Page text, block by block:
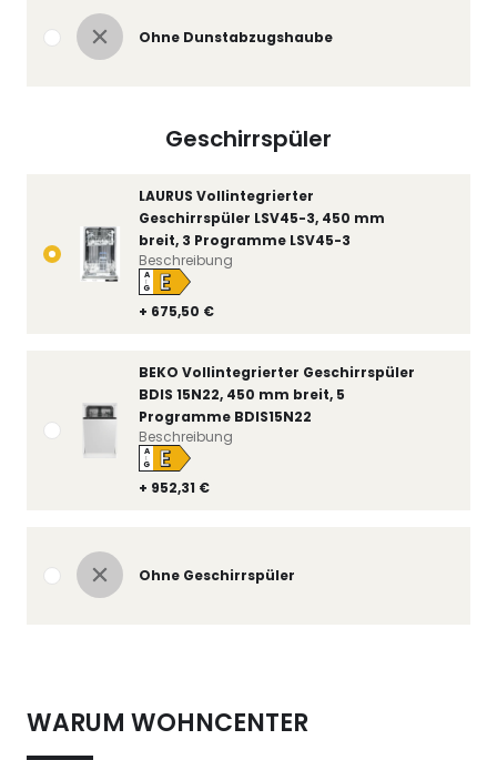
Ohne Dunstabzugshaube
Geschirrspüler
LAURUS Vollintegrierter
Geschirrspüler LSV45-3, 450 mm
breit, 3 Programme LSV45-3
+ 675,50 €
A
↑
G E
Beschreibung
BEKO Vollintegrierter Geschirrspüler
BDIS 15N22, 450 mm breit, 5
Programme BDIS15N22
+ 952,31 €
A
↑
G E
Beschreibung
Ohne Geschirrspüler
WARUM WOHNCENTER